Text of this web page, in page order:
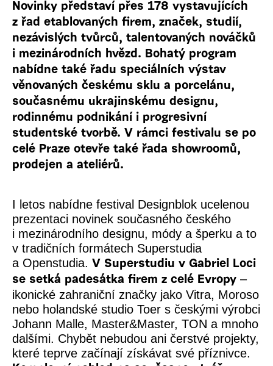
Novinky představí přes 178 vystavujících
z řad etablovaných firem, značek, studií,
nezávislých tvůrců, talentovaných nováčků
i mezinárodních hvězd. Bohatý program
nabídne také řadu speciálních výstav
věnovaných českému sklu a porcelánu,
současnému ukrajinskému designu,
rodinnému podnikání i progresivní
studentské tvorbě. V rámci festivalu se po
celé Praze otevře také řada showroomů,
prodejen a ateliérů.
I letos nabídne festival Designblok ucelenou
prezentaci novinek současného českého
i mezinárodního designu, módy a šperku a to
v tradičních formátech Superstudia
a Openstudia. V Superstudiu v Gabriel Loci
se setká padesátka firem z celé Evropy –
ikonické zahraniční značky jako Vitra, Moroso
nebo holandské studio Toer s českými výrobci
Johann Malle, Master&Master, TON a mnoho
dalšími. Chybět nebudou ani čerstvé projekty,
které teprve začínají získávat své příznivce.